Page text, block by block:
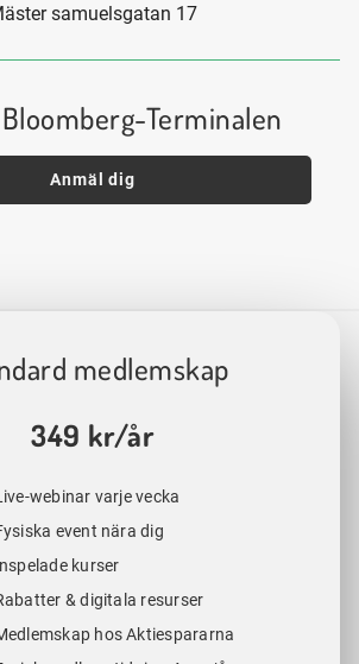
samuelsgatan 17
Terminalen
Anmäl dig
medlemskap
349 kr/år
webinar varje vecka
event nära dig
kurser
& digitala resurser
hos Aktiespararna